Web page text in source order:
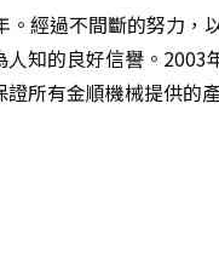
經過不間斷的努力，
知的良好信譽。2003
所有金順機械提供的